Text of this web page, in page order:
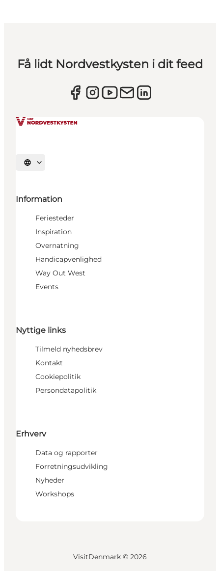
Få lidt Nordvestkysten i dit feed
Vælg sprog
Information
Feriesteder
Inspiration
Overnatning
Handicapvenlighed
Way Out West
Events
Nyttige links
Tilmeld nyhedsbrev
Kontakt
Cookiepolitik
Persondatapolitik
Erhverv
Data og rapporter
Forretningsudvikling
Nyheder
Workshops
VisitDenmark © 2026